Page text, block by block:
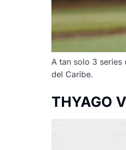
A tan solo 3 series
del Caribe.
THYAGO